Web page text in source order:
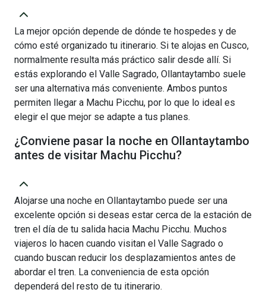
La mejor opción depende de dónde te hospedes y de
cómo esté organizado tu itinerario. Si te alojas en Cusco,
normalmente resulta más práctico salir desde allí. Si
estás explorando el Valle Sagrado, Ollantaytambo suele
ser una alternativa más conveniente. Ambos puntos
permiten llegar a Machu Picchu, por lo que lo ideal es
elegir el que mejor se adapte a tus planes.
¿Conviene pasar la noche en Ollantaytambo
antes de visitar Machu Picchu?
Alojarse una noche en Ollantaytambo puede ser una
excelente opción si deseas estar cerca de la estación de
tren el día de tu salida hacia Machu Picchu. Muchos
viajeros lo hacen cuando visitan el Valle Sagrado o
cuando buscan reducir los desplazamientos antes de
abordar el tren. La conveniencia de esta opción
dependerá del resto de tu itinerario.